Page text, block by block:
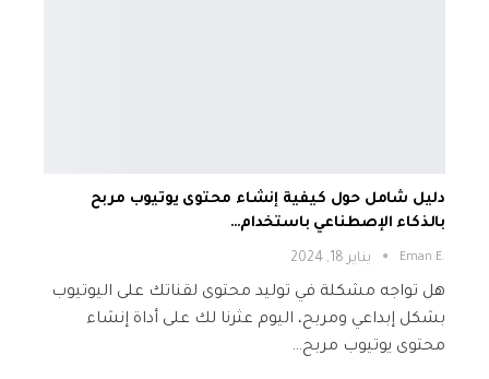
دليل شامل حول كيفية إنشاء محتوى يوتيوب مربح
بالذكاء الإصطناعي باستخدام…
.Eman E يناير 18, 2024
هل تواجه مشكلة في توليد محتوى لقناتك على اليوتيوب
بشكل إبداعي ومربح، اليوم عثرنا لك على أداة إنشاء
محتوى يوتيوب مربح…